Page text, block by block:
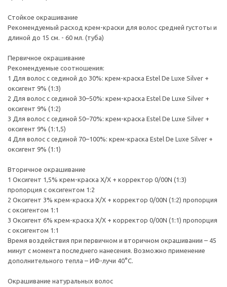
Стойкое окрашивание
Рекомендуемый расход крем-краски для волос средней густоты и
длиной до 15 см. - 60 мл. (туба)
Первичное окрашивание
Рекомендуемые соотношения:
1 Для волос с сединой до 30%: крем-краска Estel De Luxe Silver +
оксигент 9% (1:3)
2 Для волос с сединой 30–50%: крем-краска Estel De Luxe Silver +
оксигент 9% (1:2)
3 Для волос с сединой 50–70%: крем-краска Estel De Luxe Silver +
оксигент 9% (1:1,5)
4 Для волос с сединой 70–100%: крем-краска Estel De Luxe Silver +
оксигент 9% (1:1)
Вторичное окрашивание
1 Оксигент 1,5% крем-краска Х/Х + корректор 0/00N (1:3)
пропорция с оксигентом 1:2
2 Оксигент 3% крем-краска Х/Х + корректор 0/00N (1:2) пропорция
с оксигентом 1:1
3 Оксигент 6% крем-краска Х/Х + корректор 0/00N (1:1) пропорция
с оксигентом 1:1
Время воздействия при первичном и вторичном окрашивании – 45
минут с момента последнего нанесения. Возможно применение
дополнительного тепла – ИФ-лучи 40°С.
Окрашивание натуральных волос